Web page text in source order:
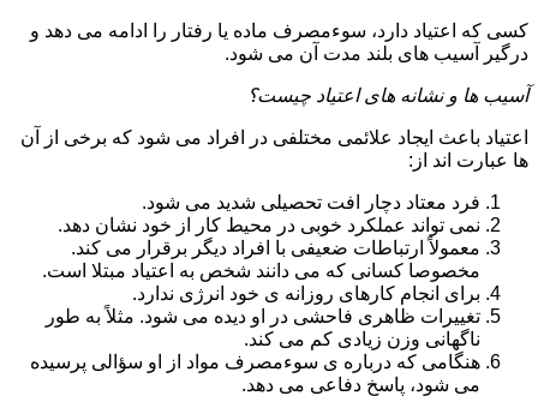
کسی که اعتیاد دارد، سوءمصرف ماده یا رفتار را ادامه می دهد و
درگیر آسیب های بلند مدت آن می شود.
آسیب ها و نشانه های اعتیاد چیست؟
اعتیاد باعث ایجاد علائمی مختلفی در افراد می شود که برخی از آن
ها عبارت اند از:
فرد معتاد دچار افت تحصیلی شدید می شود.
نمی تواند عملکرد خوبی در محیط کار از خود نشان دهد.
معمولاً ارتباطات ضعیفی با افراد دیگر برقرار می کند.
مخصوصا کسانی که می دانند شخص به اعتیاد مبتلا است.
برای انجام کارهای روزانه ی خود انرژی ندارد.
تغییرات ظاهری فاحشی در او دیده می شود. مثلاً به طور
ناگهانی وزن زیادی کم می کند.
هنگامی که درباره ی سوءمصرف مواد از او سؤالی پرسیده
می شود، پاسخ دفاعی می دهد.